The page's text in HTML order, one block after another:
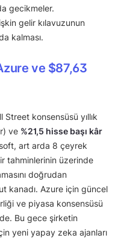
gecikmeler.
gelir kılavuzunun
kalması.
ve $87,63
konsensüsü yıllık
ve %21,5 hisse başı kâr
art arda 8 çeyrek
tahminlerinin üzerinde
doğrudan
kanadı. Azure için güncel
ve piyasa konsensüsü
Bu gece şirketin
yeni yapay zeka ajanları